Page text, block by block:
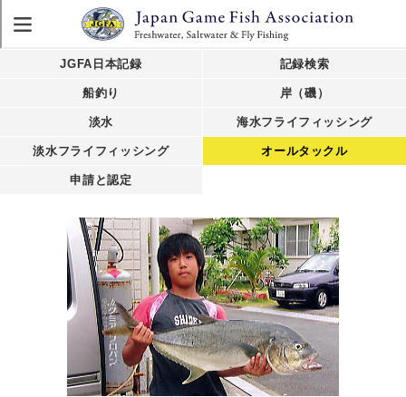
JGFA日本記録 記録検索
船釣り 岸（磯）
淡水 海水フライフィッシング
淡水フライフィッシング オールタックル
申請と認定